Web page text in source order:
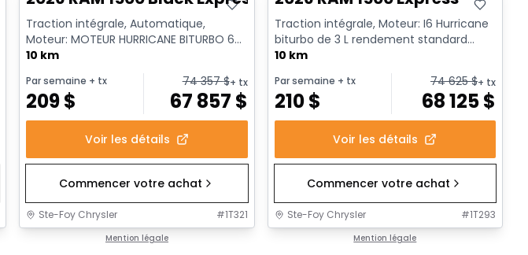
Traction intégrale, Automatique,
Moteur: MOTEUR HURRICANE BITURBO 6
CYL 3L SYST A/ ARR-DEM - 6 Cyl. ...
10 km
Par semaine + tx
209$
74 357$+ tx
67 857 $
Voir les détails
Commencer votre achat
Ste-Foy Chrysler #1T321
Mention légale
Traction intégrale, Moteur: I6 Hurricane
biturbo de 3 L rendement standard
avec arrêt au ralenti - 6...
10 km
Par semaine + tx
210$
74 625$+ tx
68 125$
Voir les détails
Commencer votre achat
Ste-Foy Chrysler #1T293
Mention légale